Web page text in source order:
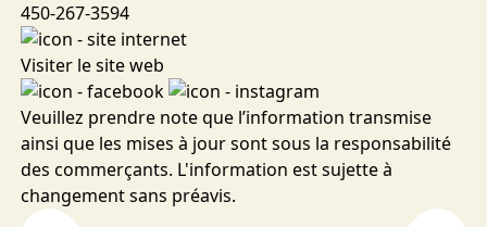
450-267-3594
Visiter le site web
Veuillez prendre note que l’information transmise
ainsi que les mises à jour sont sous la responsabilité
des commerçants. L'information est sujette à
changement sans préavis.